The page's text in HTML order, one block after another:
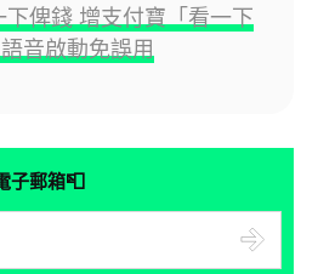
俾錢 增支付寶「看一下
音啟動免誤用
子郵箱📮